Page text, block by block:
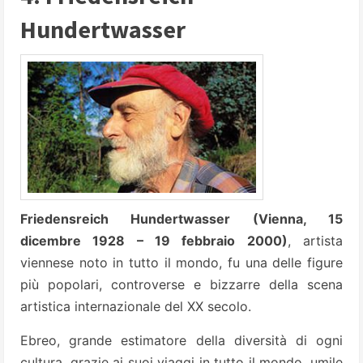
Hundertwasser
Friedensreich Hundertwasser (Vienna, 15
dicembre 1928 – 19 febbraio 2000), artista
viennese noto in tutto il mondo, fu una delle figure
più popolari, controverse e bizzarre della scena
artistica internazionale del XX secolo.
Ebreo, grande estimatore della diversità di ogni